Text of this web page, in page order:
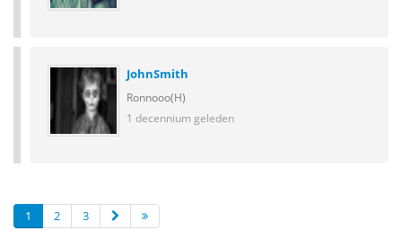
JohnSmith
Ronnooo(H)
1 decennium geleden
1 2 3